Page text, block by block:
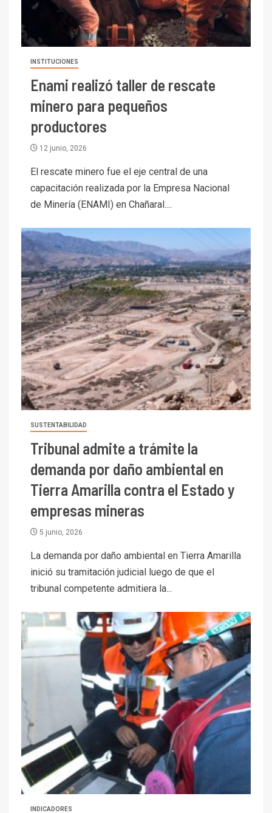
INSTITUCIONES
Enami realizó taller de rescate
minero para pequeños
productores
12 junio, 2026
El rescate minero fue el eje central de una
capacitación realizada por la Empresa Nacional
de Minería (ENAMI) en Chañaral....
SUSTENTABILIDAD
Tribunal admite a trámite la
demanda por daño ambiental en
Tierra Amarilla contra el Estado y
empresas mineras
5 junio, 2026
La demanda por daño ambiental en Tierra Amarilla
inició su tramitación judicial luego de que el
tribunal competente admitiera la...
INDICADORES